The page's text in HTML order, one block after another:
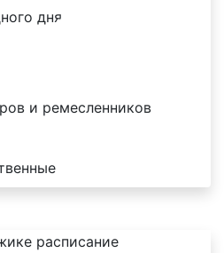
дня
и ремесленников